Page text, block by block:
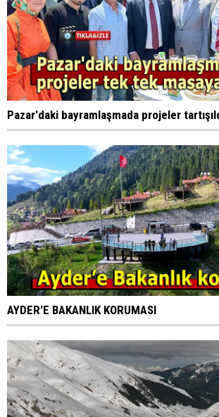
Pazar'daki bayramlaşmada projeler
AYDER'E BAKANLIK KORUMASI